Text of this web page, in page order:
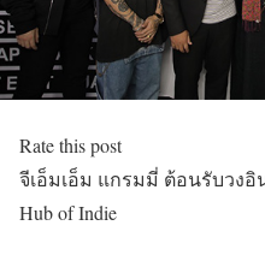
Rate this post
จีเอ็มเอ็ม แกรมมี่ ต้อนรับวงอิ
Hub of Indie